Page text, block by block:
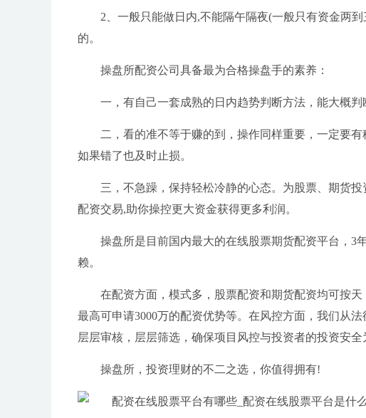
2、一般只能做日内,不能隔午隔夜(一般只有资金两
的。
操盘所配资公司具备最为合格操盘手的素养：
一，有自己一套成熟的日内趋势判断方法，能大概判
二，看的准不等于赚的到，操作同样重要，一定要
如果错了也及时止损。
三，不急躁，保持轻松冷静的心态。为股票、期货
配资交易,助你操控更大资金获得更多利润。
操盘所是目前国内最大的在线股票期货配资平台，3
赖。
在配资方面，模式多，股票配资和期货配资均可按
最高可申请3000万的配资优势等。在风控方面，我们从
层层审核，层层筛选，确保项目风控与投资者的投资安
操盘所，投资理财的不二之选，你值得拥有!